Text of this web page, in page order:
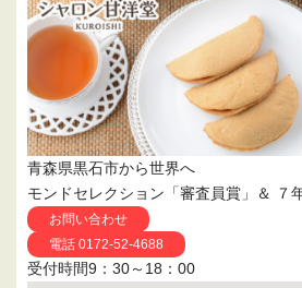
青森県黒石市から世界へ
モンドセレクション「審査員賞」＆ ７
お問い合わせ
電話 0172-52-4688
受付時間9：30～18：00